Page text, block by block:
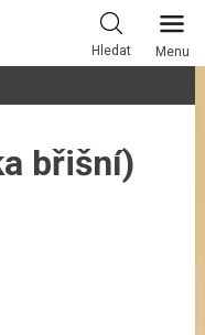
Hledat Menu
břišní)